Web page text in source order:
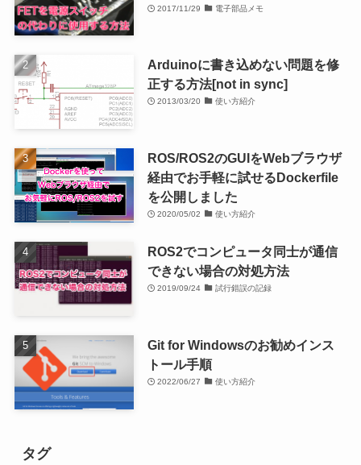
2017/11/29 電子部品メモ
Arduinoに書き込めない問題を修
正する方法[not in sync]
2013/03/20 使い方紹介
ROS/ROS2のGUIをWebブラウザ
経由でお手軽に試せるDockerfile
を公開しました
2020/05/02 使い方紹介
ROS2でコンピュータ同士が通信
できない場合の対処方法
2019/09/24 試行錯誤の記録
Git for Windowsのお勧めインス
トール手順
2022/06/27 使い方紹介
タグ